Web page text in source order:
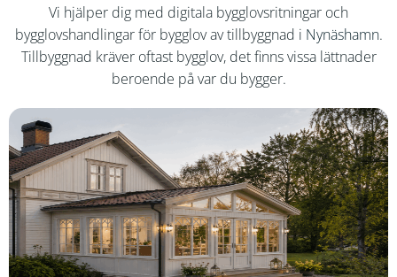
Vi hjälper dig med digitala bygglovsritningar och
bygglovshandlingar för bygglov av tillbyggnad i Nynäshamn.
Tillbyggnad kräver oftast bygglov, det finns vissa lättnader
beroende på var du bygger.